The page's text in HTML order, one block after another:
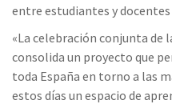
entre estudiantes y
«La celebración conjunta de
consolida un proyecto que
toda España en torno a las
estos días un espacio de